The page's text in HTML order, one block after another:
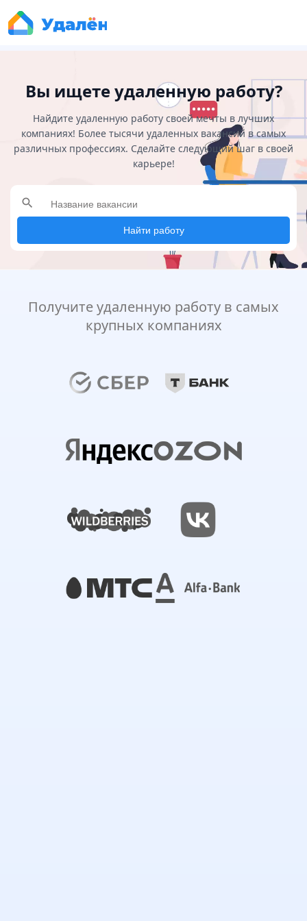
Вы ищете удаленную работу?
Найдите удаленную работу своей мечты в лучших
компаниях! Более тысячи удаленных вакансий в самых
различных профессиях. Сделайте следующий шаг в своей
карьере!
search
Найти работу
Получите удаленную работу в самых
крупных компаниях